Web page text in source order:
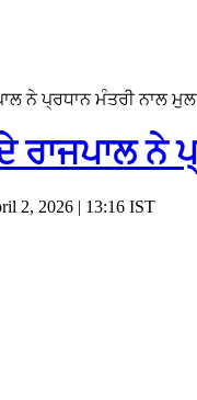
ਨੇ ਪ੍ਰਧਾਨ ਮੰਤਰੀ ਨਾਲ
ਰਾਜਪਾਲ ਨੇ
2, 2026 | 13:16 IST